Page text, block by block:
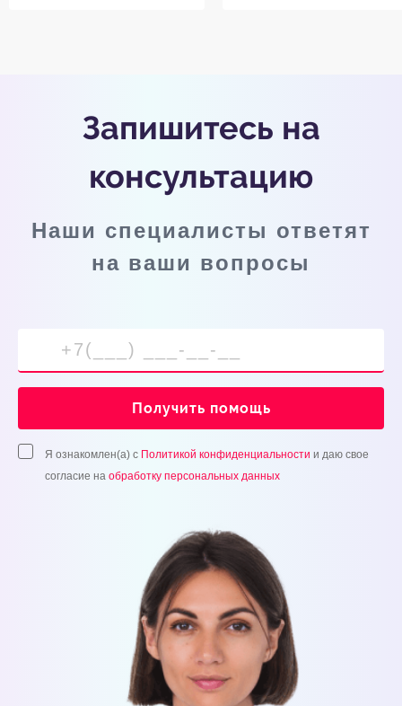
Запишитесь на
консультацию
Наши специалисты ответят
на ваши вопросы
Получить помощь
Я ознакомлен(а) с Политикой конфиденциальности и даю свое
согласие на обработку персональных данных